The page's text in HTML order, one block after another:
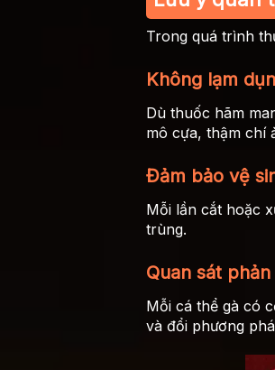
Trong quá trình
Không lạm
Dù thuốc hãm
mô cựa, thậm chí
Đảm bảo vệ
Mỗi lần cắt hoặc
trùng.
Quan sát
Mỗi cá thể gà có
và đổi phương